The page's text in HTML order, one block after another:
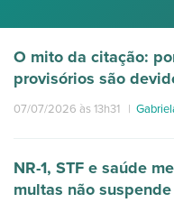
O mito da citação:
provisórios são
07/07/2026 às 13h31 |
NR-1, STF e saúde
multas não